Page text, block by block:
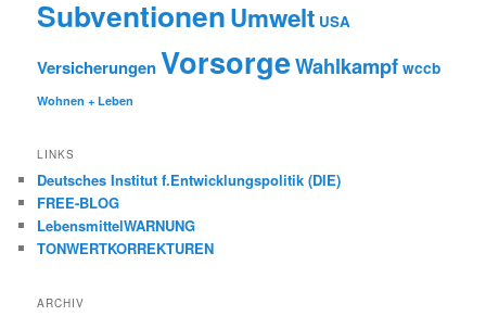
SubventionenUmwelt USA
VersicherungenVorsorgeWahlkampf wccb
Wohnen + Leben
LINKS
Deutsches Institut f.Entwicklungspolitik (DIE)
FREE-BLOG
LebensmittelWARNUNG
TONWERTKORREKTUREN
ARCHIV